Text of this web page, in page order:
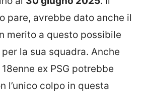
pare, avrebbe dato anche il
merito a questo possibile
la sua squadra. Anche
ex PSG potrebbe
l’unico colpo in questa